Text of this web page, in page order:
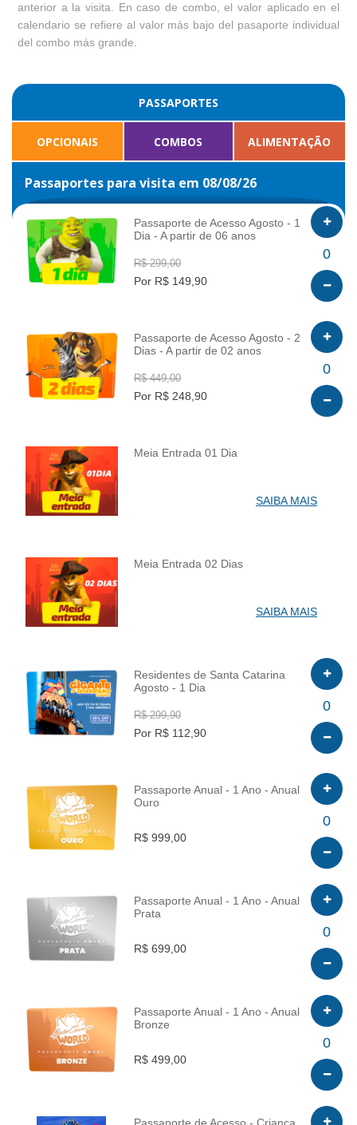
anterior a la visita. En caso de combo, el valor aplicado en el
calendario se refiere al valor más bajo del pasaporte individual
del combo más grande.
PASSAPORTES
OPCIONAIS COMBOS ALIMENTAÇÃO
Passaportes para visita em 08/08/26
INFO
Passaporte de Acesso Agosto - 1
Dia - A partir de 06 anos
R$ 299,00
Por R$ 149,90
0
INFO
Passaporte de Acesso Agosto - 2
Dias - A partir de 02 anos
R$ 449,00
Por R$ 248,90
0
INFO
Meia Entrada 01 Dia
SAIBA MAIS
INFO
Meia Entrada 02 Dias
SAIBA MAIS
INFO
Residentes de Santa Catarina
Agosto - 1 Dia
R$ 299,90
Por R$ 112,90
0
INFO
Passaporte Anual - 1 Ano - Anual
Ouro
R$ 999,00
0
INFO
Passaporte Anual - 1 Ano - Anual
Prata
R$ 699,00
0
INFO
Passaporte Anual - 1 Ano - Anual
Bronze
R$ 499,00
0